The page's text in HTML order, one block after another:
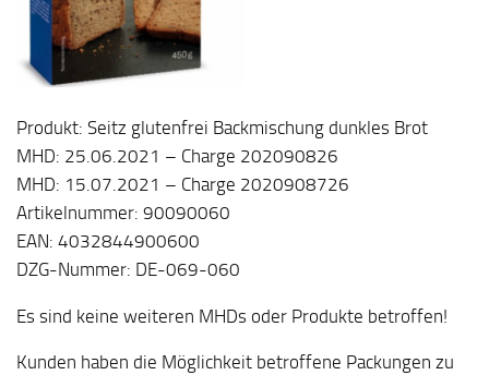
Produkt: Seitz glutenfrei Backmischung dunkles Brot
MHD: 25.06.2021 – Charge 202090826
MHD: 15.07.2021 – Charge 2020908726
Artikelnummer: 90090060
EAN: 4032844900600
DZG-Nummer: DE-069-060
Es sind keine weiteren MHDs oder Produkte betroffen!
Kunden haben die Möglichkeit betroffene Packungen zu